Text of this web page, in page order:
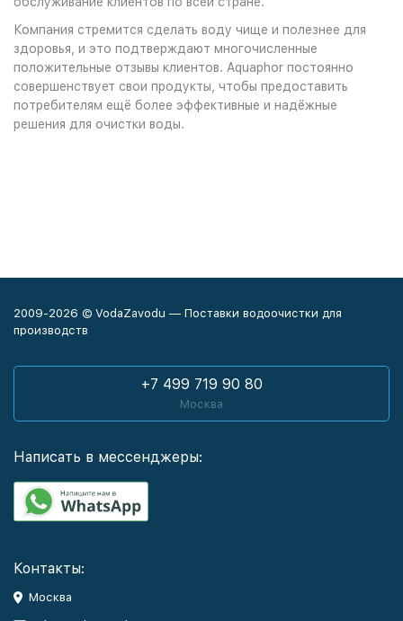
Компания стремится сделать воду чище и полезнее для
здоровья, и это подтверждают многочисленные
положительные отзывы клиентов. Aquaphor постоянно
совершенствует свои продукты, чтобы предоставить
потребителям ещё более эффективные и надёжные
решения для очистки воды.
2009-2026 © VodaZavodu — Поставки водоочистки для
производств
+7 499 719 90 80
Москва
Написать в мессенджеры:
Контакты:
Москва